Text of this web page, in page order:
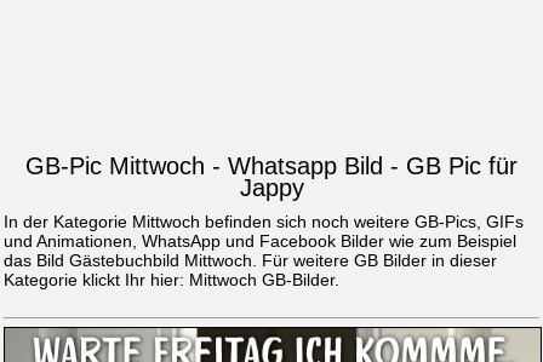
GB-Pic Mittwoch - Whatsapp Bild - GB Pic für
Jappy
In der Kategorie Mittwoch befinden sich noch weitere GB-Pics, GIFs
und Animationen, WhatsApp und Facebook Bilder wie zum Beispiel
das Bild Gästebuchbild Mittwoch. Für weitere GB Bilder in dieser
Kategorie klickt Ihr hier: Mittwoch GB-Bilder.